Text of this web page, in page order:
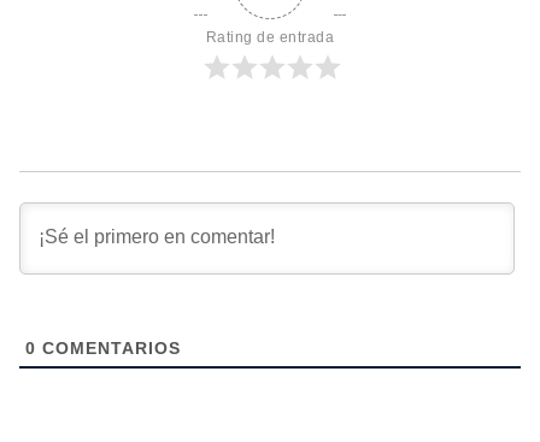
Rating de entrada
0 COMENTARIOS